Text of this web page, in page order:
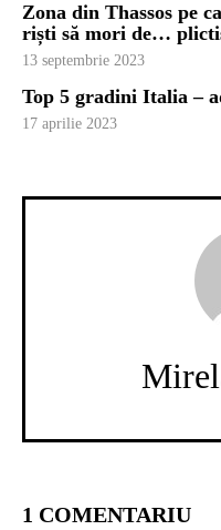
Zona din Thassos pe
riști să mori de…
13 septembrie 2023
Top 5 gradini Italia –
17 aprilie 2023
1 COMENTARIU